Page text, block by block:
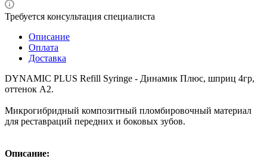
Требуется консультация специалиста
Описание
Оплата
Доставка
DYNAMIC PLUS Refill Syringe - Динамик Плюс, шприц 4гр,
оттенок A2.
Микрогибридный композитный пломбировочный материал
для реставраций передних и боковых зубов.
Описание: